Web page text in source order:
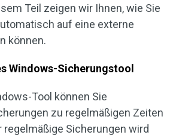
Teil zeigen wir Ihnen, wie Sie
auf eine externe
können.
Windows-Sicherungstool
Tool können Sie
zu regelmäßigen Zeiten
regelmäßige Sicherungen wird